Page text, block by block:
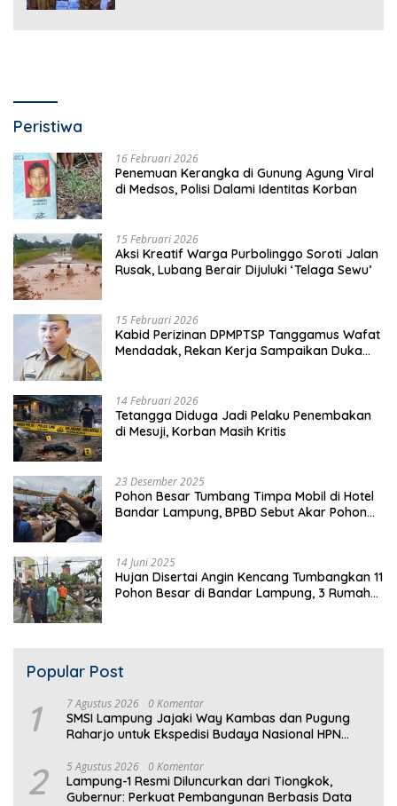
Peristiwa
16 Februari 2026
Penemuan Kerangka di Gunung Agung Viral
di Medsos, Polisi Dalami Identitas Korban
15 Februari 2026
Aksi Kreatif Warga Purbolinggo Soroti Jalan
Rusak, Lubang Berair Dijuluki ‘Telaga Sewu’
15 Februari 2026
Kabid Perizinan DPMPTSP Tanggamus Wafat
Mendadak, Rekan Kerja Sampaikan Duka
14 Februari 2026
Tetangga Diduga Jadi Pelaku Penembakan
di Mesuji, Korban Masih Kritis
23 Desember 2025
Pohon Besar Tumbang Timpa Mobil di Hotel
Bandar Lampung, BPBD Sebut Akar Pohon
14 Juni 2025
Hujan Disertai Angin Kencang Tumbangkan 11
Pohon Besar di Bandar Lampung, 3 Rumah
Popular Post
1 7 Agustus 2026 0 Komentar
SMSI Lampung Jajaki Way Kambas dan Pugung
Raharjo untuk Ekspedisi Budaya Nasional HPN
2 5 Agustus 2026 0 Komentar
Lampung-1 Resmi Diluncurkan dari Tiongkok,
Gubernur: Perkuat Pembangunan Berbasis Data